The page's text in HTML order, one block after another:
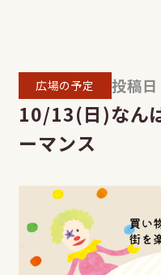
広場の予定 投稿
10/13(日)なん
ーマンス